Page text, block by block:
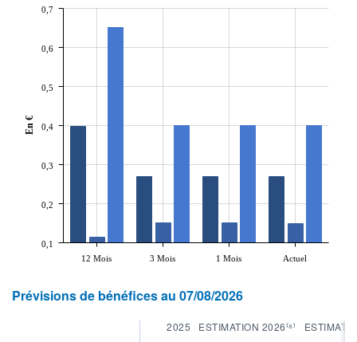
12 Mois 3 Mois 1 Mois Actuel
0,1
0,2
0,3
0,4
0,5
0,6
0,7
En €
Prévisions de bénéfices au 07/08/2026
2025 ESTIMATION 2026⁽⁸⁾